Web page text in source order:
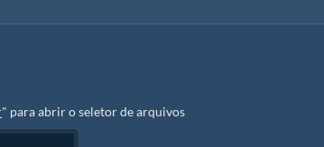
" para abrir o seletor de arquivos